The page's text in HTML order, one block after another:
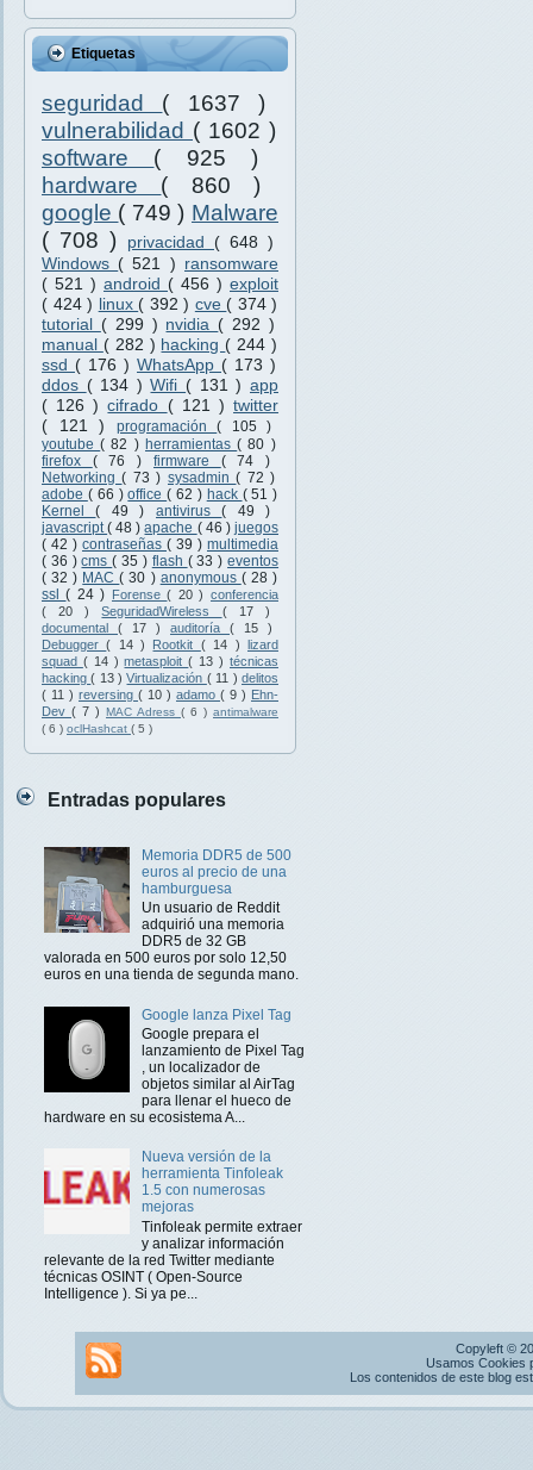
Etiquetas
seguridad ( 1637 )
vulnerabilidad ( 1602 )
software ( 925 )
hardware ( 860 )
google ( 749 ) Malware
( 708 )
privacidad ( 648 )
Windows ( 521 ) ransomware
( 521 ) android ( 456 ) exploit
( 424 ) linux ( 392 ) cve ( 374 )
tutorial ( 299 ) nvidia ( 292 )
manual ( 282 ) hacking ( 244 )
ssd ( 176 ) WhatsApp ( 173 )
ddos ( 134 )Wifi ( 131 ) app
( 126 )cifrado ( 121 )twitter
( 121 ) programación( 105 )
youtube( 82 ) herramientas( 80 )
firefox ( 76 ) firmware ( 74 )
Networking( 73 ) sysadmin( 72 )
adobe ( 66 )office( 62 ) hack ( 51 )
Kernel( 49 ) antivirus( 49 )
javascript( 48 )apache ( 46 ) juegos
( 42 ) contraseñas ( 39 ) multimedia
( 36 )cms( 35 ) flash ( 33 )eventos
( 32 ) MAC( 30 ) anonymous ( 28 )
ssl( 24 ) Forense( 20 ) conferencia
( 20 )SeguridadWireless ( 17 )
documental ( 17 ) auditoría ( 15 )
Debugger( 14 ) Rootkit ( 14 ) lizard
squad ( 14 )metasploit( 13 ) técnicas
hacking( 13 )Virtualización ( 11 ) delitos
( 11 ) reversing ( 10 ) adamo ( 9 ) Ehn-
Dev ( 7 ) MAC Adress ( 6 ) antimalware
( 6 ) oclHashcat ( 5 )
Entradas populares
Memoria DDR5 de 500
euros al precio de una
hamburguesa
Un usuario de Reddit
adquirió una memoria
DDR5 de 32 GB
valorada en 500 euros por solo 12,50
euros en una tienda de segunda mano.
Google lanza Pixel Tag
Google prepara el
lanzamiento de Pixel Tag
, un localizador de
objetos similar al AirTag
para llenar el hueco de
hardware en su ecosistema A...
Nueva versión de la
herramienta Tinfoleak
1.5 con numerosas
mejoras
Tinfoleak permite extraer
y analizar información
relevante de la red Twitter mediante
técnicas OSINT ( Open-Source
Intelligence ). Si ya pe...
Copyleft ©
Usamos Cookies
Los contenidos de este blog